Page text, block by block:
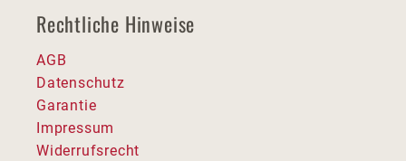
Rechtliche Hinweise
AGB
Datenschutz
Garantie
Impressum
Widerrufsrecht